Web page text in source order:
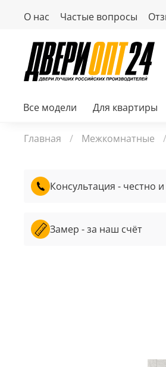
О нас Частые вопросы
Все модели Для квартиры
Главная Межкомнатные
Консультация - честно
Замер - за наш счёт